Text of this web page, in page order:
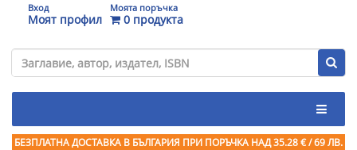
Вход
Моят профил
Моята поръчка
0 продукта
БЕЗПЛАТНА ДОСТАВКА В БЪЛГАРИЯ ПРИ ПОРЪЧКА НАД 35.28 € / 69 ЛВ.